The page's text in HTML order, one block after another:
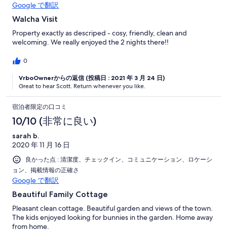
Google で翻訳
Walcha Visit
Property exactly as descriped - cosy, friendly, clean and
welcoming. We really enjoyed the 2 nights there!!
0
VrboOwnerからの返信 (投稿日 : 2021 年 3 月 24 日)
Great to hear Scott. Return whenever you like.
宿泊者限定の口コミ
10/10 (非常に良い)
sarah b.
2020 年 11 月 16 日
良かった点 : 清潔度、チェックイン、コミュニケーション、ロケーシ
ョン、掲載情報の正確さ
Google で翻訳
Beautiful Family Cottage
Pleasant clean cottage. Beautiful garden and views of the town.
The kids enjoyed looking for bunnies in the garden. Home away
from home.